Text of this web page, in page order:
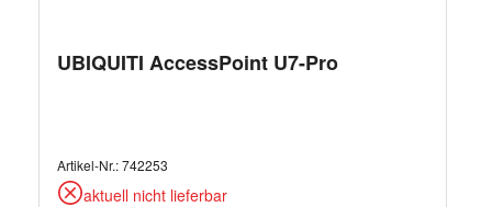
UBIQUITI AccessPoint U7-Pro
Artikel-Nr.:742253
aktuell nicht lieferbar